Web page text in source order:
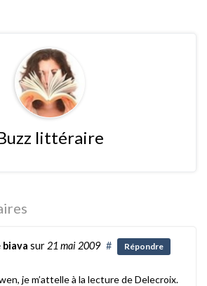
littéraire
biava sur 21 mai 2009 # Répondre
je m’attelle à la lecture de Delecroix.